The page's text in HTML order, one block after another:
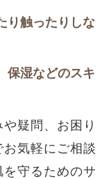
り触ったりしな
保湿などのスキ
疑問、お困り
気軽にご相談
守るためのサ